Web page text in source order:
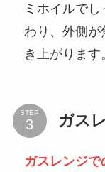
ミホイルで
わり、外側
き上がります
STEP ガス
ガスレンジ